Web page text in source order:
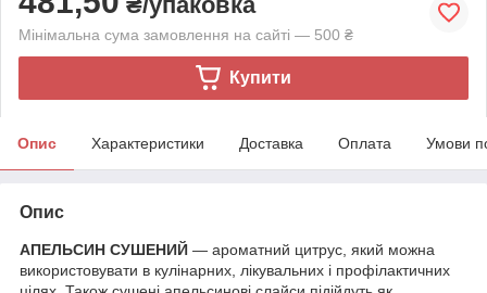
Мінімальна сума замовлення на сайті — 500 ₴
Купити
Опис Характеристики Доставка Оплата Умови
Опис
АПЕЛЬСИН СУШЕНИЙ — ароматний цитрус, який можна
використовувати в кулінарних, лікувальних і профілактичних